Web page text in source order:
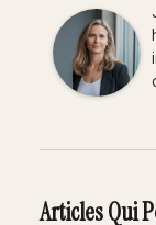
Articles Qui